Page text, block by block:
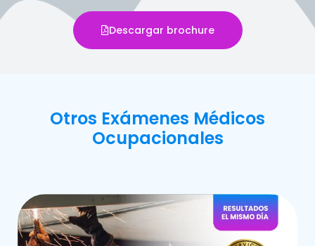
Descargar brochure
Otros Exámenes Médicos
Ocupacionales